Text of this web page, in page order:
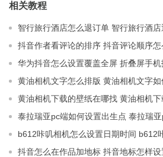
相关教程
智行旅行酒店怎么退订单 智行旅行酒
抖音作者看评论的排序 抖音评论顺序怎
华为抖音怎么设置覆盖全屏 折叠屏手
黄油相机文字怎么排版 黄油相机文字如
黄油相机下载的壁纸在哪找 黄油相机
泰拉瑞亚pc端如何设置出生点 泰拉瑞
b612咔叽相机怎么设置日期时间 b612
间
抖音怎么在作品加地标 抖音地标怎样设